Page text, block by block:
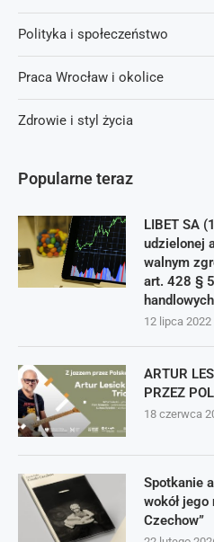
Popularne teraz
LIBET SA
udzielonej
walnym
art. 428 §
12 lipca 2022
ARTUR
PRZEZ
18 czerwca
Spotkanie
wokół
Czechow”
Polityka i społeczeństwo
Praca Wrocław i okolice
Zdrowie i styl życia